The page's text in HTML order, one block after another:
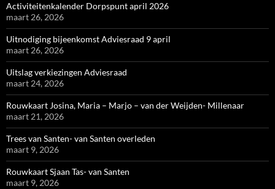
Activiteitenkalender Dorpspunt april 2026
maart 26, 2026
Uitnodiging bijeenkomst Adviesraad 9 april
maart 26, 2026
Uitslag verkiezingen Adviesraad
maart 24, 2026
Rouwkaart Josina, Maria – Marjo – van der Weijden- Millenaar
maart 21, 2026
Trees van Santen- van Santen overleden
maart 9, 2026
Rouwkaart Sjaan Tas- van Santen
maart 9, 2026